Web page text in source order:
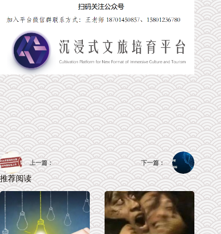
上一篇： 下一篇：
推荐阅读